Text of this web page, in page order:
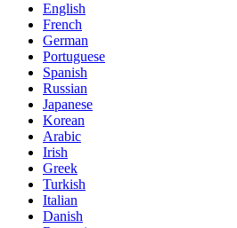
English
French
German
Portuguese
Spanish
Russian
Japanese
Korean
Arabic
Irish
Greek
Turkish
Italian
Danish